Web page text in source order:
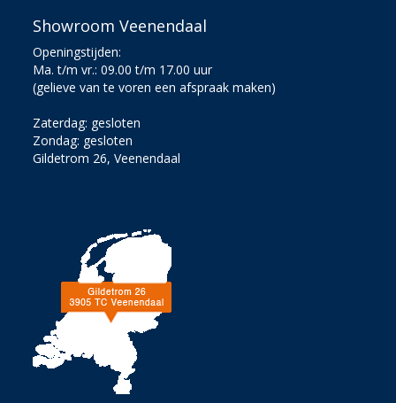
Showroom Veenendaal
Openingstijden:
Ma. t/m vr.: 09.00 t/m 17.00 uur
(gelieve van te voren een afspraak maken)
Zaterdag: gesloten
Zondag: gesloten
Gildetrom 26, Veenendaal